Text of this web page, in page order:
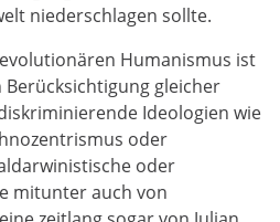
niederschlagen sollte.
Humanismus ist
gleicher
Ideologien wie
oder
oder
mitunter auch von